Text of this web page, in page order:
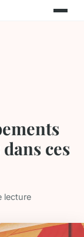
ces
lecture